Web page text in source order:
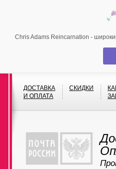
Chris Adams Reincarnation -
ДОСТАВКА
И ОПЛАТА
СКИДКИ